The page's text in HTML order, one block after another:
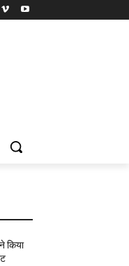
किया